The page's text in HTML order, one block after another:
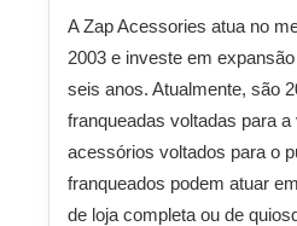
A Zap Acessories atua no
2003 e investe em
seis anos. Atualmente, são
franqueadas voltadas para
acessórios voltados para o
franqueados podem atuar
de loja completa ou de